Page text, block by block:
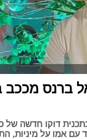
ברנס
אמו על מיניות,